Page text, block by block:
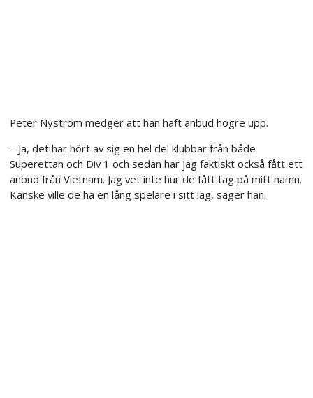
Peter Nyström medger att han haft anbud högre upp.
– Ja, det har hört av sig en hel del klubbar från både
Superettan och Div 1 och sedan har jag faktiskt också fått ett
anbud från Vietnam. Jag vet inte hur de fått tag på mitt namn.
Kanske ville de ha en lång spelare i sitt lag, säger han.